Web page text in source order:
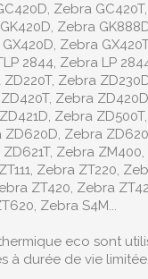
Zebra
Zebra
Zebra
2844, Zebra LP
Zebra
Zebra
Zebra
ZD620D, Zebra
Zebra
Zebra ZT220,
ZT420, Zebra
Zebra S4M...
eco sont
à durée de vie limitée.